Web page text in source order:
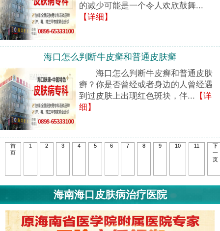
的减少可能是一个令人欢欣鼓舞...
【详细】
海口怎么判断牛皮癣和普通皮肤癣
海口怎么判断牛皮癣和普通皮肤
癣？你是否曾经或者身边的人曾经遇
到过皮肤上出现红色斑块，伴... 【详
细】
首
页
1 2 3 4 5 6 7 8 9 10 11
下
一
页
海南海口皮肤病治疗医院